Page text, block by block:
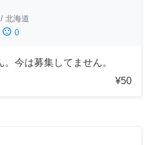
/ 北海道
sentiment_dissatisfied 0
今は募集してません。
¥50